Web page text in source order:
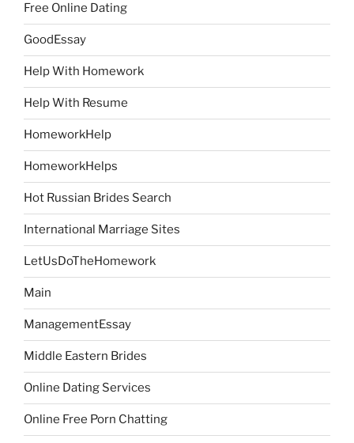
Free Online Dating
GoodEssay
Help With Homework
Help With Resume
HomeworkHelp
HomeworkHelps
Hot Russian Brides Search
International Marriage Sites
LetUsDoTheHomework
Main
ManagementEssay
Middle Eastern Brides
Online Dating Services
Online Free Porn Chatting